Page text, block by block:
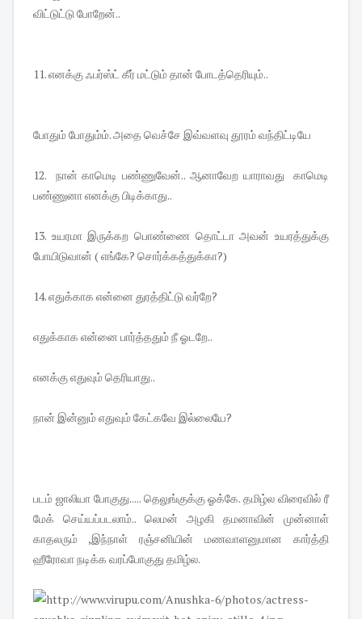
விட்டுட்டு போறேன்..
11. எனக்கு ஃபர்ஸ்ட் கீர் மட்டும் தான் போடத்தெரியும்..
போதும் போதும்ம். அதை வெச்சே இவ்வளவு தூரம் வந்திட்டியே
12. நான் காமெடி பண்ணுவேன்.. ஆனாவேற யாராவது காமெடி
பண்ணுனா எனக்கு பிடிக்காது..
13. உயரமா இருக்கற பொண்ணை தொட்டா அவன் உயரத்துக்கு
போயிடுவான் ( எங்கே? சொர்க்கத்துக்கா?)
14. எதுக்காக என்னை துரத்திட்டு வர்றே?
எதுக்காக என்னை பார்த்ததும் நீ ஓடறே..
எனக்கு எதுவும் தெரியாது..
நான் இன்னும் எதுவும் கேட்கவே இல்லையே?
படம் ஜாலியா போகுது..... தெலுங்குக்கு ஓக்கே. தமிழ்ல விரைவில் ரீ
மேக் செய்யப்படலாம்.. லெமன் அழகி தமனாவின் முன்னாள்
காதலரும் ,இந்நாள் ரஞ்சனியின் மணவாளனுமான கார்த்தி
ஹீரோவா நடிக்க வரப்போகுது தமிழ்ல.